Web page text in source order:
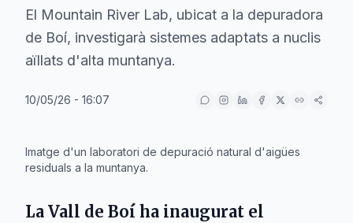
El Mountain River Lab, ubicat a la depuradora
de Boí, investigarà sistemes adaptats a nuclis
aïllats d'alta muntanya.
10/05/26 - 16:07
Imatge d'un laboratori de depuració natural d'aigües
residuals a la muntanya.
La Vall de Boí ha inaugurat el